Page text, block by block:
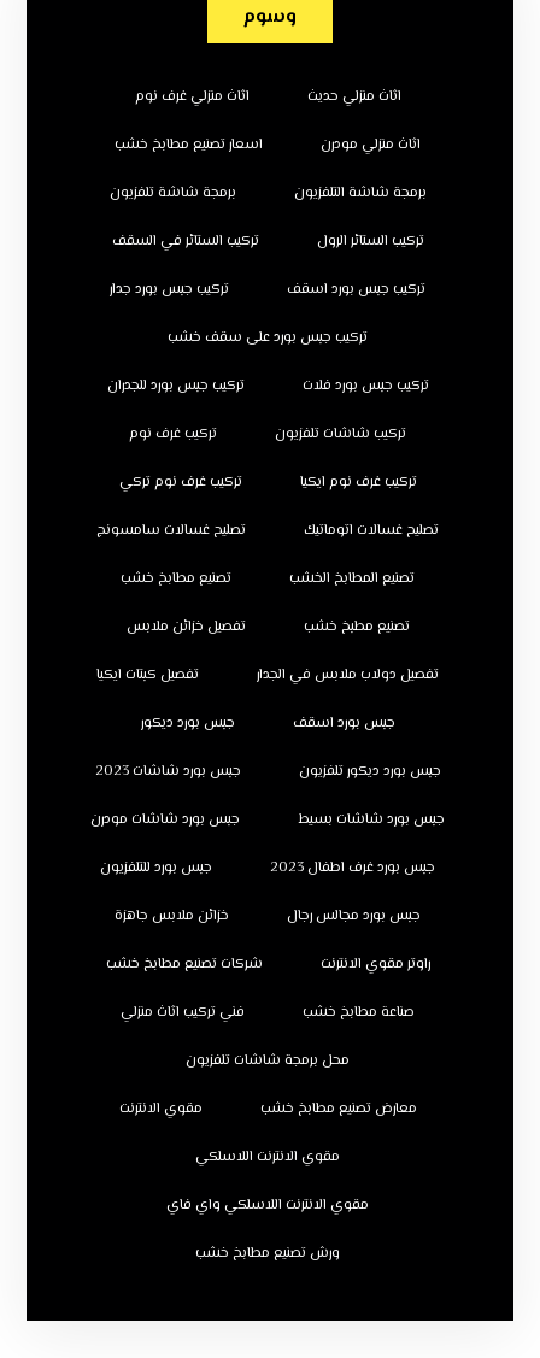
وسوم
اثاث منزلي حديث اثاث منزلي غرف نوم
اثاث منزلي مودرن اسعار تصنيع مطابخ خشب
برمجة شاشة التلفزيون برمجة شاشة تلفزيون
تركيب الستائر الرول تركيب الستائر في السقف
تركيب جبس بورد اسقف تركيب جبس بورد جدار
تركيب جبس بورد على سقف خشب
تركيب جبس بورد فلات تركيب جبس بورد للجدران
تركيب شاشات تلفزيون تركيب غرف نوم
تركيب غرف نوم ايكيا تركيب غرف نوم تركي
تصليح غسالات اتوماتيك تصليح غسالات سامسونج
تصنيع المطابخ الخشب تصنيع مطابخ خشب
تصنيع مطبخ خشب تفصيل خزائن ملابس
تفصيل دولاب ملابس في الجدار تفصيل كبتات ايكيا
جبس بورد اسقف جبس بورد ديكور
جبس بورد ديكور تلفزيون جبس بورد شاشات 2023
جبس بورد شاشات بسيط جبس بورد شاشات مودرن
جبس بورد غرف اطفال 2023 جبس بورد للتلفزيون
جبس بورد مجالس رجال خزائن ملابس جاهزة
راوتر مقوي الانترنت شركات تصنيع مطابخ خشب
صناعة مطابخ خشب فني تركيب اثاث منزلي
محل برمجة شاشات تلفزيون
معارض تصنيع مطابخ خشب مقوي الانترنت
مقوي الانترنت اللاسلكي
مقوي الانترنت اللاسلكي واي فاي
ورش تصنيع مطابخ خشب